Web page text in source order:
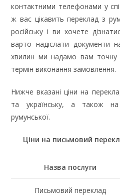
контактними телефонами у
ж вас цікавить переклад з
російську і ви хочете
варто надіслати
хвилин ми надамо вам точну
термін виконання замовлення.
Нижче вказані ціни на
та українську, а також
румунської.
Ціни на письмовий
Назва послуги
Письмовий переклад